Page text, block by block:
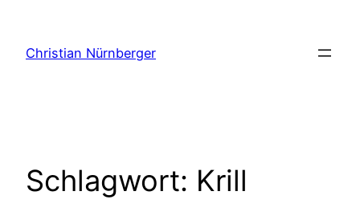
springen
Christian Nürnberger
Schlagwort: Krill